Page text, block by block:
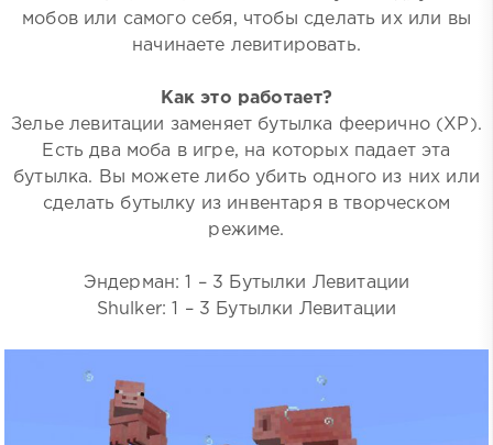
мобов или самого себя, чтобы сделать их или вы
начинаете левитировать.
Как это работает?
Зелье левитации заменяет бутылка феерично (ХР).
Есть два моба в игре, на которых падает эта
бутылка. Вы можете либо убить одного из них или
сделать бутылку из инвентаря в творческом
режиме.
Эндерман: 1 – 3 Бутылки Левитации
Shulker: 1 – 3 Бутылки Левитации